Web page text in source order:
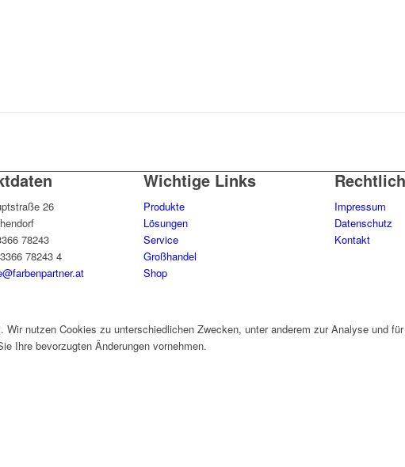
26
78243
78243 4
Wichtige Links
Produkte
Lösungen
Service
Großhandel
Shop
Impressum
Datenschutz
Kontakt
nutzen Cookies zu unterschiedlichen Zwecken, unter anderem zur Analyse und
Ihre bevorzugten Änderungen vornehmen.